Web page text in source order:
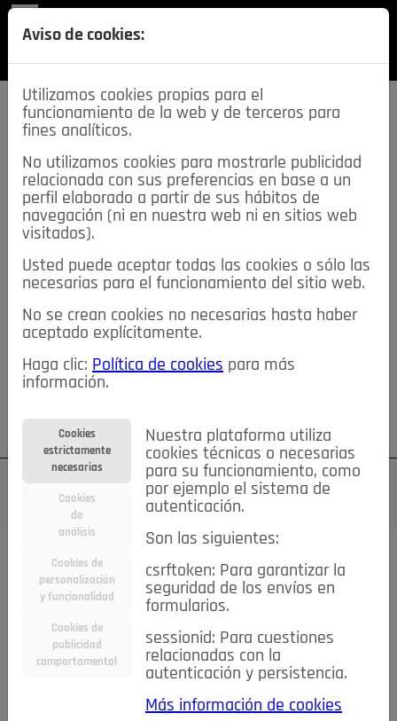
SECCIONES
descarga esta
REVISTA
≡NOTICIAS
NOTICIAS SERVICIOS DE INTERÉS
TABLÓN DE ANUNCIOS MIS ANUNCIOS CONTACTO
NOSOTROS
Su cuenta Regístrese ¿Olvidó su contraseña?
TODAS Deporte Bicicletas Deportes y Ocio
Electrodomésticos
Niños y Bebés Inmobiliaria Construcción y Reformas
Moda Accesorios Ropa Motor
Motor y Accesorios Motos Ocio
Aviso de cookies:
Utilizamos cookies propias para el
funcionamiento de la web y de terceros para
fines analíticos.
No utilizamos cookies para mostrarle publicidad
relacionada con sus preferencias en base a un
perfil elaborado a partir de sus hábitos de
navegación (ni en nuestra web ni en sitios web
visitados).
Usted puede aceptar todas las cookies o sólo las
necesarias para el funcionamiento del sitio web.
No se crean cookies no necesarias hasta haber
aceptado explícitamente.
Haga clic: Política de cookies para más
información.
Cookies
estrictamente
necesarias
Cookies
de
análisis
Cookies de
personalización
y funcionalidad
Cookies de
publicidad
comportamental
Nuestra plataforma utiliza
cookies técnicas o necesarias
para su funcionamiento, como
por ejemplo el sistema de
autenticación.
Son las siguientes:
csrftoken: Para garantizar la
seguridad de los envíos en
formularios.
sessionid: Para cuestiones
relacionadas con la
autenticación y persistencia.
Más información de cookies